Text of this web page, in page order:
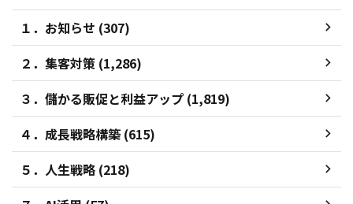
１．お知らせ (307)
２．集客対策 (1,286)
３．儲かる販促と利益アップ (1,819)
４．成長戦略構築 (615)
５．人生戦略 (218)